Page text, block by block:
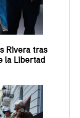
Rivera tras
la Libertad